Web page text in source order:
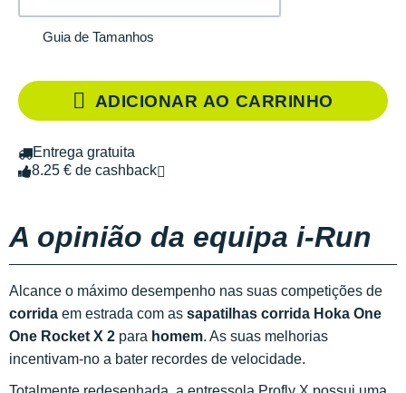
Guia de Tamanhos
ADICIONAR AO CARRINHO
Entrega gratuita
8.25 € de cashback
A opinião da equipa i-Run
Alcance o máximo desempenho nas suas competições de
corrida em estrada com as sapatilhas corrida Hoka One
One Rocket X 2 para homem. As suas melhorias
incentivam-no a bater recordes de velocidade.